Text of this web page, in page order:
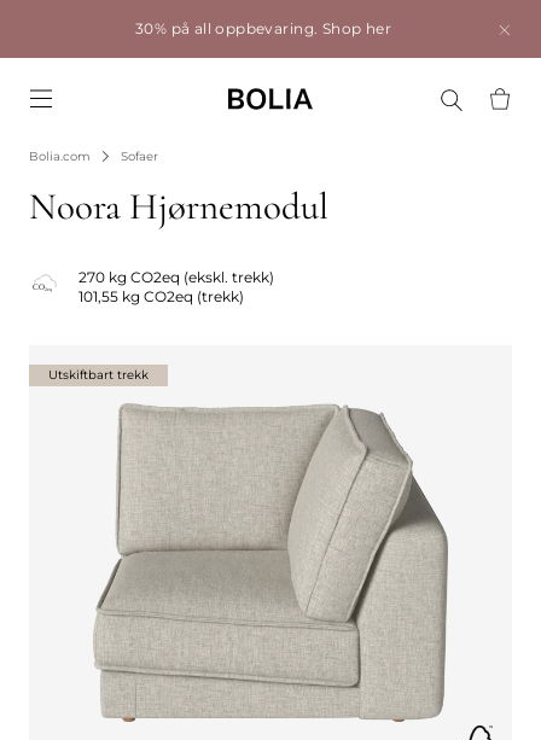
30% på all oppbevaring. Shop her
Bolia.com Sofaer
Noora Hjørnemodul
270 kg CO2eq (ekskl. trekk)
101,55 kg CO2eq (trekk)
Utskiftbart trekk